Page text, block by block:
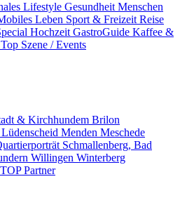
Lifestyle Gesundheit Menschen
Leben Sport & Freizeit Reise
Hochzeit GastroGuide Kaffee &
Top Szene / Events
& Kirchhundem Brilon
Lüdenscheid Menden Meschede
Schmallenberg, Bad
Willingen Winterberg
Partner